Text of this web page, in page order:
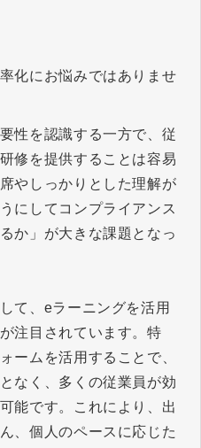
化にお悩みではありませ
性を認識する一方で、従
修を提供することは容易
やしっかりとした理解が
にしてコンプライアンス
か」が大きな課題となっ
て、eラーニングを活用
注目されています。特
ームを活用することで、
なく、多くの従業員が効
能です。これにより、出
、個人のペースに応じた